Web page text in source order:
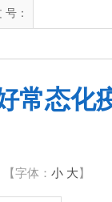
号：
常态化
【字体： 小 大】